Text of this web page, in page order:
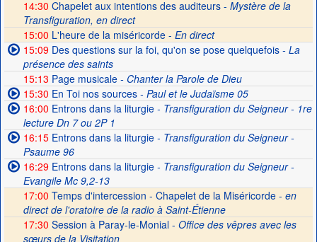
14:30 Chapelet aux intentions des auditeurs - Mystère de la
Transfiguration, en direct
15:00 L'heure de la miséricorde - En direct
15:09Des questions sur la foi, qu'on se pose quelquefois- La
présence des saints
15:13 Page musicale- Chanter la Parole de Dieu
15:30 En Toi nos sources- Paul et le Judaïsme 05
16:00 Entrons dans la liturgie- Transfiguration du Seigneur - 1re
lecture Dn 7 ou 2P 1
16:15Entrons dans la liturgie- Transfiguration du Seigneur -
Psaume 96
16:29Entrons dans la liturgie- Transfiguration du Seigneur -
Evangile Mc 9,2-13
17:00 Temps d'intercession - Chapelet de la Miséricorde - en
direct de l'oratoire de la radio à Saint-Étienne
17:30 Session à Paray-le-Monial - Office des vêpres avec les
sœurs de la Visitation